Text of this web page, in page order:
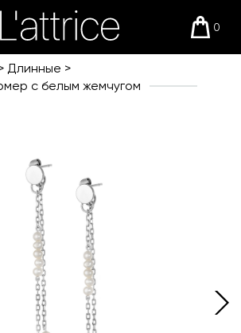
0
Длинные
с белым жемчугом